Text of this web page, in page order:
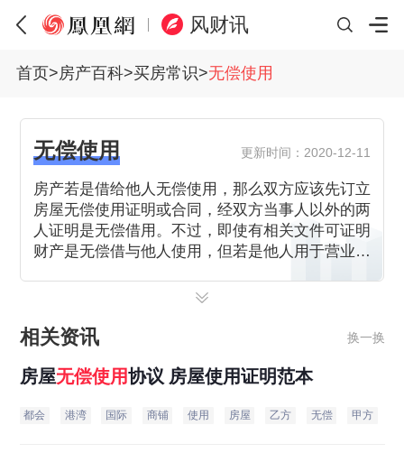
风财讯
首页>房产百科>买房常识>无偿使用
无偿使用 更新时间：2020-12-11
房产若是借给他人无偿使用，那么双方应该先订立
房屋无偿使用证明或合同，经双方当事人以外的两
人证明是无偿借用。不过，即使有相关文件可证明
财产是无偿借与他人使用，但若是他人用于营业或
相关资讯 换一换
房屋无偿使用协议 房屋使用证明范本
都会 港湾 国际 商铺 使用 房屋 乙方 无偿 甲方